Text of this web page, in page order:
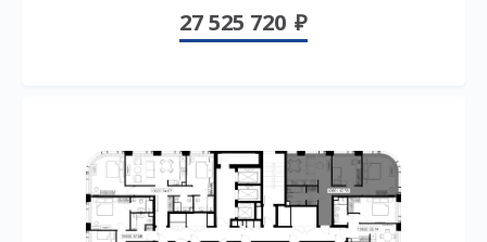
27 525 720